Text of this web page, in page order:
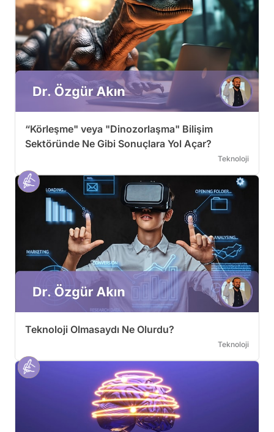
“Körleşme" veya "Dinozorlaşma" Bilişim
Sektöründe Ne Gibi Sonuçlara Yol Açar?
Teknoloji
Teknoloji Olmasaydı Ne Olurdu?
Teknoloji